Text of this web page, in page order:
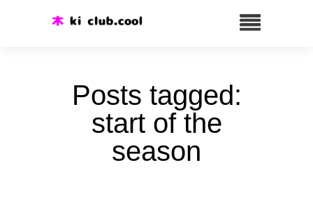
Posts tagged:
start of the
season